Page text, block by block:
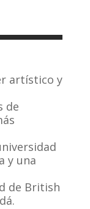
artístico y
de
y una
de British